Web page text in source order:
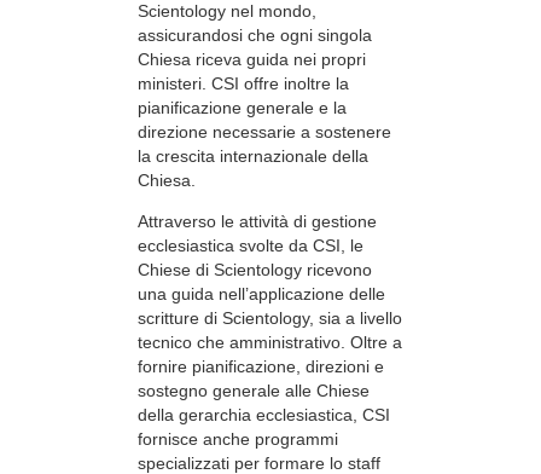
Scientology nel mondo,
assicurandosi che ogni singola
Chiesa riceva guida nei propri
ministeri. CSI offre inoltre la
pianificazione generale e la
direzione necessarie a sostenere
la crescita internazionale della
Chiesa.
Attraverso le attività di gestione
ecclesiastica svolte da CSI, le
Chiese di Scientology ricevono
una guida nell’applicazione delle
scritture di Scientology, sia a livello
tecnico che amministrativo. Oltre a
fornire pianificazione, direzioni e
sostegno generale alle Chiese
della gerarchia ecclesiastica, CSI
fornisce anche programmi
specializzati per formare lo staff